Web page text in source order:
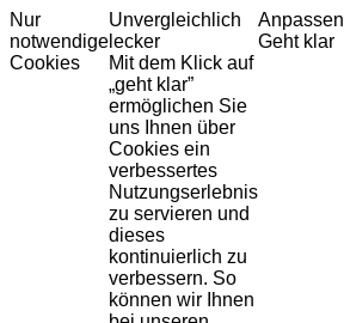
Nur
notwendige
Cookies
Unvergleichlich
lecker
Mit dem Klick auf
„geht klar”
ermöglichen Sie
uns Ihnen über
Cookies ein
verbessertes
Nutzungserlebnis
zu servieren und
dieses
kontinuierlich zu
verbessern. So
können wir Ihnen
Anpassen
Geht klar